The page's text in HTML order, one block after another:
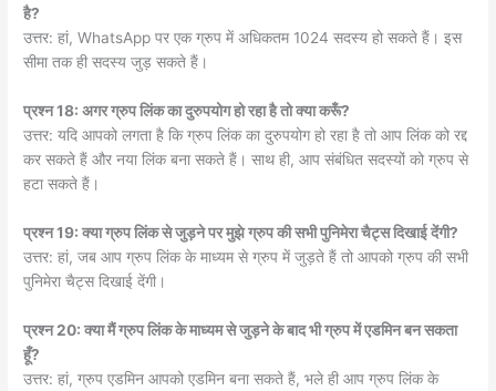
है?
उत्तर: हां, WhatsApp पर एक ग्रुप में अधिकतम 1024 सदस्य हो सकते हैं। इस
सीमा तक ही सदस्य जुड़ सकते हैं।
प्रश्न 18: अगर ग्रुप लिंक का दुरुपयोग हो रहा है तो क्या करूँ?
उत्तर: यदि आपको लगता है कि ग्रुप लिंक का दुरुपयोग हो रहा है तो आप लिंक को रद्द
कर सकते हैं और नया लिंक बना सकते हैं। साथ ही, आप संबंधित सदस्यों को ग्रुप से
हटा सकते हैं।
प्रश्न 19: क्या ग्रुप लिंक से जुड़ने पर मुझे ग्रुप की सभी पुनिमेरा चैट्स दिखाई देंगी?
उत्तर: हां, जब आप ग्रुप लिंक के माध्यम से ग्रुप में जुड़ते हैं तो आपको ग्रुप की सभी
पुनिमेरा चैट्स दिखाई देंगी।
प्रश्न 20: क्या मैं ग्रुप लिंक के माध्यम से जुड़ने के बाद भी ग्रुप में एडमिन बन सकता
हूँ?
उत्तर: हां, ग्रुप एडमिन आपको एडमिन बना सकते हैं, भले ही आप ग्रुप लिंक के